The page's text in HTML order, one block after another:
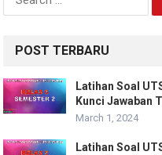
for:
POST TERBARU
Latihan Soal
Kunci Jawaban
March 1, 2024
Latihan Soal